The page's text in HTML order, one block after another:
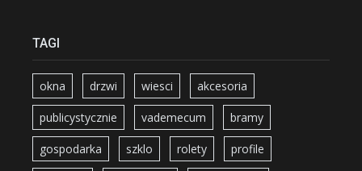
TAGI
okna drzwi wiesci akcesoria
publicystycznie vademecum bramy
gospodarka szklo rolety profile